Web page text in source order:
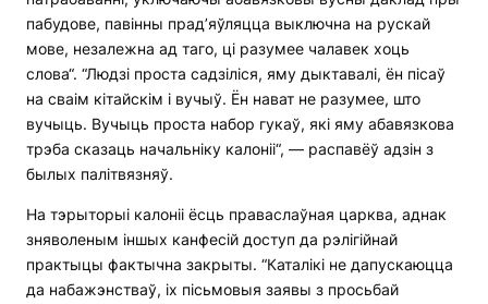
пабудове, павінны прад’яўляцца выключна на рускай
мове, незалежна ад таго, ці разумее чалавек хоць
слова“. “Людзі проста садзіліся, яму дыктавалі, ён пісаў
на сваім кітайскім і вучыў. Ён нават не разумее, што
вучыць. Вучыць проста набор гукаў, які яму абавязкова
трэба сказаць начальніку калоніі“, — распавёў адзін з
былых палітвязняў.
На тэрыторыі калоніі ёсць праваслаўная царква, аднак
зняволеным іншых канфесій доступ да рэлігійнай
практыцы фактычна закрыты. “Каталікі не дапускаюцца
да набажэнстваў, іх пісьмовыя заявы з просьбай